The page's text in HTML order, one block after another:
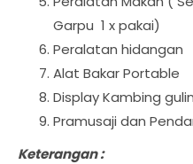
Garpu 1 x pakai)
Peralatan hidangan
Alat Bakar Portable
Display Kambing
Pramusaji dan
Keterangan :